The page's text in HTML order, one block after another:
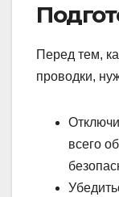
Перед тем,
проводки,
всего